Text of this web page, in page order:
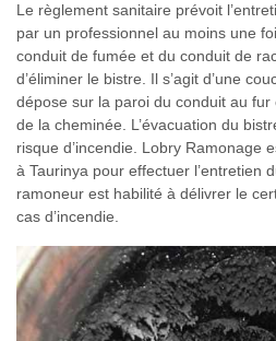
Le règlement sanitaire prévoit
par un professionnel au moins une
conduit de fumée et du conduit de
d’éliminer le bistre. Il s’agit d’une
dépose sur la paroi du conduit au fur
de la cheminée. L’évacuation du
risque d’incendie. Lobry Ramonage
à Taurinya pour effectuer l’entretien
ramoneur est habilité à délivrer le
cas d’incendie.